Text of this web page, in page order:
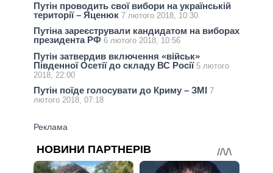
Путін проводить свої вибори на українській
території – Яценюк 7 лютого 2018, 10:30
Путіна зареєстрували кандидатом на виборах
президента РФ 6 лютого 2018, 10:56
Путін затвердив включення «військ»
Південної Осетії до складу ВС Росії 5 лютого
2018, 22:00
Путін поїде голосувати до Криму – ЗМІ 7
лютого 2018, 07:18